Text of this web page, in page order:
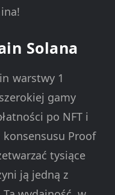
Solana
warstwy 1
gamy
po NFT i
Proof
tysiące
ją jedną z